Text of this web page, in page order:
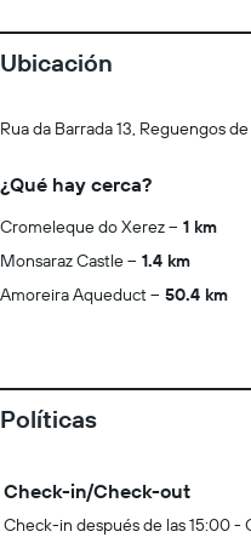
Ubicación
Rua da Barrada 13, Reguengos
¿Qué hay cerca?
Cromeleque do Xerez
1 km
Monsaraz Castle
1.4 km
Amoreira Aqueduct
50.4 km
Políticas
Check-in/Check-out
Check-in después de las 15:00 -